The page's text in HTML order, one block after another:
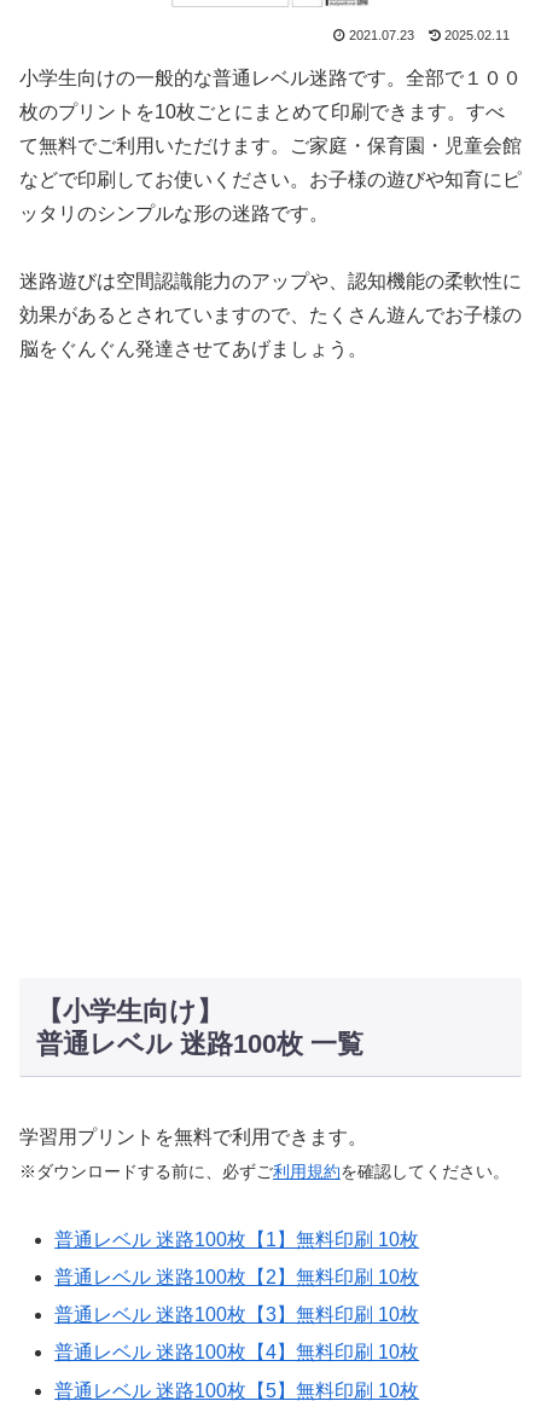
2021.07.23 2025.02.11
小学生向けの一般的な普通レベル迷路です。全部で１００
枚のプリントを10枚ごとにまとめて印刷できます。すべ
て無料でご利用いただけます。ご家庭・保育園・児童会館
などで印刷してお使いください。お子様の遊びや知育にピ
ッタリのシンプルな形の迷路です。
迷路遊びは空間認識能力のアップや、認知機能の柔軟性に
効果があるとされていますので、たくさん遊んでお子様の
脳をぐんぐん発達させてあげましょう。
【小学生向け】
普通レベル 迷路100枚 一覧
学習用プリントを無料で利用できます。
※ダウンロードする前に、必ずご利用規約を確認してください。
普通レベル 迷路100枚【1】無料印刷 10枚
普通レベル 迷路100枚【2】無料印刷 10枚
普通レベル 迷路100枚【3】無料印刷 10枚
普通レベル 迷路100枚【4】無料印刷 10枚
普通レベル 迷路100枚【5】無料印刷 10枚